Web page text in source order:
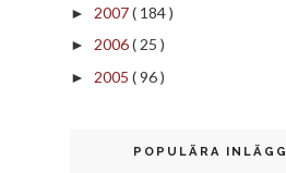
► 2007( 184 )
► 2006( 25 )
► 2005 ( 96 )
POPULÄRA INLÄGG